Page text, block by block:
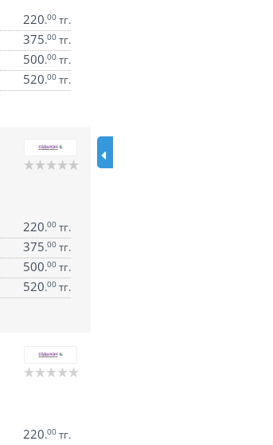
220.00тг.
375.00тг.
500.00тг.
520.00тг.
220.00тг.
375.00тг.
500.00тг.
520.00тг.
220.00тг.